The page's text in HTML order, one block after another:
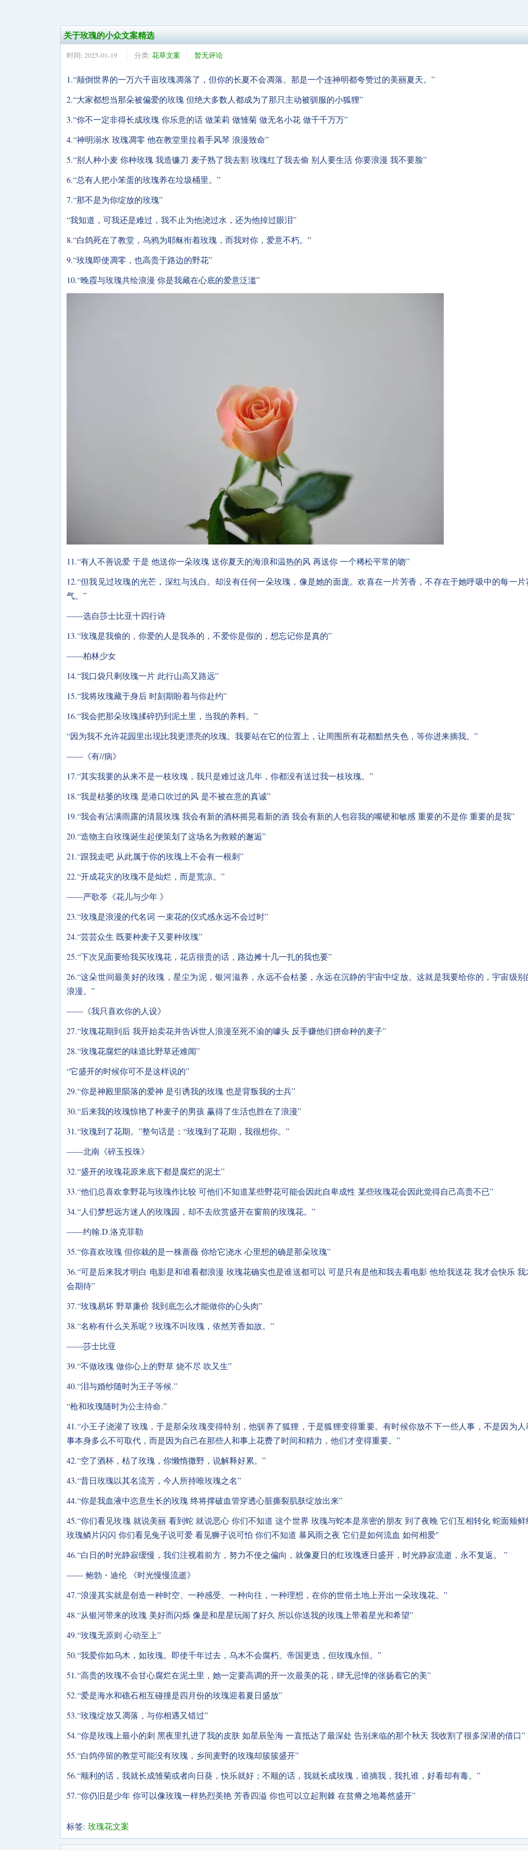
关于玫瑰的小众文案精选
时间: 2025-01-19 分类: 花草文案 暂无评论
1.“颠倒世界的一万六千亩玫瑰凋落了，但你的长夏不会凋落。那是一个连神明都夸赞过的美丽夏天。”
2.“大家都想当那朵被偏爱的玫瑰 但绝大多数人都成为了那只主动被驯服的小狐狸”
3.“你不一定非得长成玫瑰 你乐意的话 做茉莉 做雏菊 做无名小花 做千千万万”
4.“神明溺水 玫瑰凋零 他在教堂里拉着手风琴 浪漫致命”
5.“别人种小麦 你种玫瑰 我造镰刀 麦子熟了我去割 玫瑰红了我去偷 别人要生活 你要浪漫 我不要脸”
6.“总有人把小笨蛋的玫瑰养在垃圾桶里。”
7.“那不是为你绽放的玫瑰”
“我知道，可我还是难过，我不止为他浇过水，还为他掉过眼泪”
8.“白鸽死在了教堂，乌鸦为耶稣衔着玫瑰，而我对你，爱意不朽。”
9.“玫瑰即使凋零，也高贵于路边的野花”
10.“晚霞与玫瑰共绘浪漫 你是我藏在心底的爱意泛滥”
11.“有人不善说爱 于是 他送你一朵玫瑰 送你夏天的海浪和温热的风 再送你 一个稀松平常的吻”
12.“但我见过玫瑰的光芒，深红与浅白。却没有任何一朵玫瑰，像是她的面庞。欢喜在一片芳香，不存在于她呼吸中的每一片
气。”
——选自莎士比亚十四行诗
13.“玫瑰是我偷的，你爱的人是我杀的，不爱你是假的，想忘记你是真的”
——柏林少女
14.“我口袋只剩玫瑰一片 此行山高又路远”
15.“我将玫瑰藏于身后 时刻期盼着与你赴约”
16.“我会把那朵玫瑰揉碎扔到泥土里，当我的养料。”
“因为我不允许花园里出现比我更漂亮的玫瑰。我要站在它的位置上，让周围所有花都黯然失色，等你进来摘我。”
——《有//病》
17.“其实我要的从来不是一枝玫瑰，我只是难过这几年，你都没有送过我一枝玫瑰。”
18.“我是枯萎的玫瑰 是港口吹过的风 是不被在意的真诚”
19.“我会有沾满雨露的清晨玫瑰 我会有新的酒杯摇晃着新的酒 我会有新的人包容我的嘴硬和敏感 重要的不是你 重要的是我”
20.“造物主自玫瑰诞生起便策划了这场名为救赎的邂逅”
21.“跟我走吧 从此属于你的玫瑰上不会有一根刺”
22.“开成花灾的玫瑰不是灿烂，而是荒凉。”
——严歌苓《花儿与少年 》
23.“玫瑰是浪漫的代名词 一束花的仪式感永远不会过时”
24.“芸芸众生 既要种麦子又要种玫瑰”
25.“下次见面要给我买玫瑰花，花店很贵的话，路边摊十几一扎的我也要”
26.“这朵世间最美好的玫瑰，星尘为泥，银河滋养，永远不会枯萎，永远在沉静的宇宙中绽放。这就是我要给你的，宇宙级别
浪漫。”
——《我只喜欢你的人设》
27.“玫瑰花期到后 我开始卖花并告诉世人浪漫至死不渝的噱头 反手赚他们拼命种的麦子”
28.“玫瑰花腐烂的味道比野草还难闻”
“它盛开的时候你可不是这样说的”
29.“你是神殿里陨落的爱神 是引诱我的玫瑰 也是背叛我的士兵”
30.“后来我的玫瑰惊艳了种麦子的男孩 赢得了生活也胜在了浪漫”
31.“玫瑰到了花期。”整句话是：“玫瑰到了花期，我很想你。”
——北南《碎玉投珠》
32.“盛开的玫瑰花原来底下都是腐烂的泥土”
33.“他们总喜欢拿野花与玫瑰作比较 可他们不知道某些野花可能会因此自卑成性 某些玫瑰花会因此觉得自己高贵不已”
34.“人们梦想远方迷人的玫瑰园，却不去欣赏盛开在窗前的玫瑰花。”
——约翰.D.洛克菲勒
35.“你喜欢玫瑰 但你栽的是一株蔷薇 你给它浇水 心里想的确是那朵玫瑰”
36.“可是后来我才明白 电影是和谁看都浪漫 玫瑰花确实也是谁送都可以 可是只有是他和我去看电影 他给我送花 我才会快乐 我
会期待”
37.“玫瑰易坏 野草廉价 我到底怎么才能做你的心头肉”
38.“名称有什么关系呢？玫瑰不叫玫瑰，依然芳香如故。”
——莎士比亚
39.“不做玫瑰 做你心上的野草 烧不尽 吹又生”
40.“泪与婚纱随时为王子等候.”
“枪和玫瑰随时为公主待命.”
41.“小王子浇灌了玫瑰，于是那朵玫瑰变得特别，他驯养了狐狸，于是狐狸变得重要。有时候你放不下一些人事，不是因为人
事本身多么不可取代，而是因为自己在那些人和事上花费了时间和精力，他们才变得重要。”
42.“空了酒杯，枯了玫瑰，你懒惰撒野，说解释好累。”
43.“昔日玫瑰以其名流芳，今人所持唯玫瑰之名”
44.“你是我血液中恣意生长的玫瑰 终将撑破血管穿透心脏撕裂肌肤绽放出来”
45.“你们看见玫瑰 就说美丽 看到蛇 就说恶心 你们不知道 这个世界 玫瑰与蛇本是亲密的朋友 到了夜晚 它们互相转化 蛇面颊鲜
玫瑰鳞片闪闪 你们看见兔子说可爱 看见狮子说可怕 你们不知道 暴风雨之夜 它们是如何流血 如何相爱"
46.“白日的时光静寂缓慢，我们注视着前方，努力不使之偏向，就像夏日的红玫瑰逐日盛开，时光静寂流逝，永不复返。 ”
—— 鲍勃・迪伦 《时光慢慢流逝》
47.“浪漫其实就是创造一种时空、一种感受、一种向往，一种理想，在你的世俗土地上开出一朵玫瑰花。”
48.“从银河带来的玫瑰 美好而闪烁 像是和星星玩闹了好久 所以你送我的玫瑰上带着星光和希望”
49.“玫瑰无原则 心动至上”
50.“我爱你如乌木，如玫瑰。即使千年过去，乌木不会腐朽。帝国更迭，但玫瑰永恒。”
51.“高贵的玫瑰不会甘心腐烂在泥土里，她一定要高调的开一次最美的花，肆无忌惮的张扬着它的美”
52.“爱是海水和礁石相互碰撞是四月份的玫瑰迎着夏日盛放”
53.“玫瑰绽放又凋落，与你相遇又错过”
54.“你是玫瑰上最小的刺 黑夜里扎进了我的皮肤 如星辰坠海 一直抵达了最深处 告别来临的那个秋天 我收割了很多深潜的借口”
55.“白鸽停留的教堂可能没有玫瑰，乡间麦野的玫瑰却簇簇盛开”
56.“顺利的话，我就长成雏菊或者向日葵，快乐就好；不顺的话，我就长成玫瑰，谁摘我，我扎谁，好看却有毒。”
57.“你仍旧是少年 你可以像玫瑰一样热烈美艳 芳香四溢 你也可以立起荆棘 在贫瘠之地蓦然盛开”
标签: 玫瑰花文案